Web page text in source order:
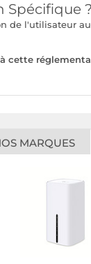
Spécifique ?
de l'utilisateur
cette
MARQUES